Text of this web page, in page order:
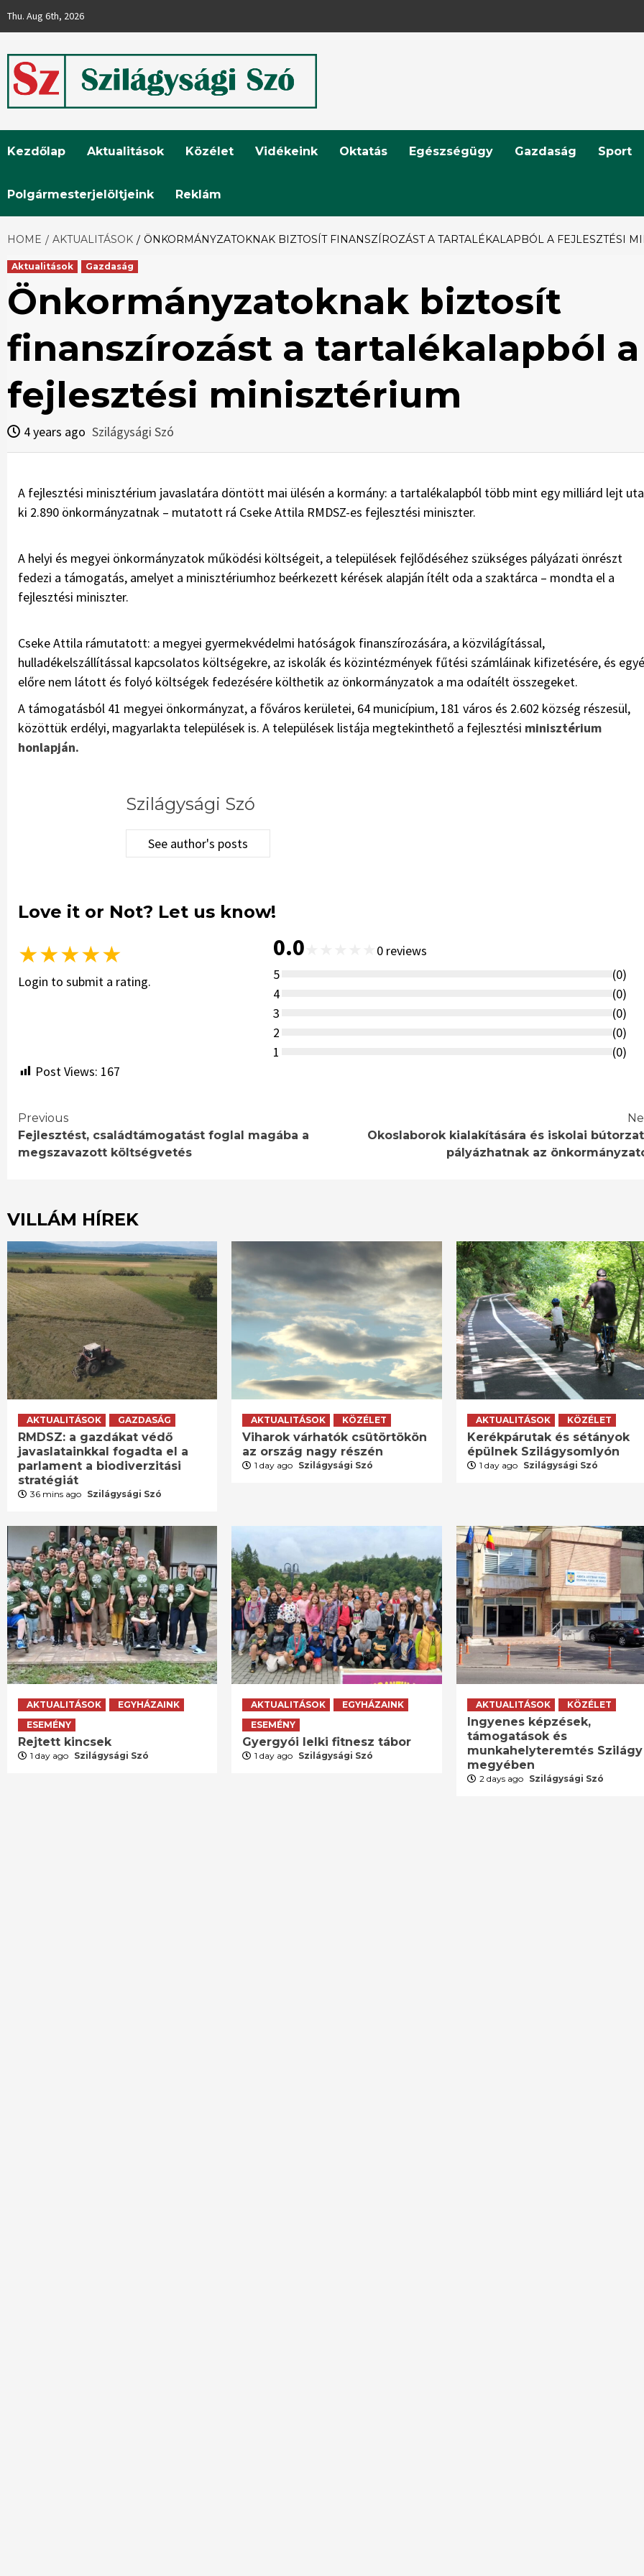
Thu. Aug 6th, 2026
Szilágysági
Szó
Kezdőlap Aktualitások Közélet Vidékeink Oktatás Egészségügy Gazdaság Sport
Polgármesterjelöltjeink Reklám
HOME AKTUALITÁSOK ÖNKORMÁNYZATOKNAK BIZTOSÍT FINANSZÍROZÁST A TARTALÉKALAPBÓL A FEJLESZTÉSI
Aktualitások Gazdaság
Önkormányzatoknak biztosít
finanszírozást a tartalékalapból a
fejlesztési minisztérium
4 years ago Szilágysági Szó
A fejlesztési minisztérium javaslatára döntött mai ülésén a kormány: a tartalékalapból több mint egy milliárd lejt
ki 2.890 önkormányzatnak – mutatott rá Cseke Attila RMDSZ-es fejlesztési miniszter.
A helyi és megyei önkormányzatok működési költségeit, a települések fejlődéséhez szükséges pályázati önrészt
fedezi a támogatás, amelyet a minisztériumhoz beérkezett kérések alapján ítélt oda a szaktárca – mondta el a
fejlesztési miniszter.
Cseke Attila rámutatott: a megyei gyermekvédelmi hatóságok finanszírozására, a közvilágítással,
hulladékelszállítással kapcsolatos költségekre, az iskolák és közintézmények fűtési számláinak kifizetésére, és
előre nem látott és folyó költségek fedezésére költhetik az önkormányzatok a ma odaítélt összegeket.
A támogatásból 41 megyei önkormányzat, a főváros kerületei, 64 municípium, 181 város és 2.602 község részesül,
közöttük erdélyi, magyarlakta települések is. A települések listája megtekinthető a fejlesztési minisztérium
honlapján.
Szilágysági Szó
See author's posts
Love it or Not? Let us know!
★★★★★
Login to submit a rating.
0.0 0 reviews
5
(0)
4
(0)
3
(0)
2
(0)
1
(0)
Post Views: 167
Continue
Reading
Previous
Fejlesztést, családtámogatást foglal magába a
megszavazott költségvetés
Okoslaborok kialakítására és iskolai
pályázhatnak az
VILLÁM HÍREK
AKTUALITÁSOK GAZDASÁG
RMDSZ: a gazdákat védő
javaslatainkkal fogadta el a
parlament a biodiverzitási
stratégiát
36 mins ago Szilágysági Szó
AKTUALITÁSOK KÖZÉLET
Viharok várhatók csütörtökön
az ország nagy részén
1 day ago Szilágysági Szó
AKTUALITÁSOK KÖZÉLET
Kerékpárutak és sétányok
épülnek Szilágysomlyón
1 day ago Szilágysági Szó
AKTUALITÁSOK
EGYHÁZAINK
ESEMÉNY
Rejtett kincsek
1 day ago Szilágysági Szó
AKTUALITÁSOK
EGYHÁZAINK
ESEMÉNY
Gyergyói lelki fitnesz tábor
1 day ago Szilágysági Szó
AKTUALITÁSOK KÖZÉLET
Ingyenes képzések,
támogatások és
munkahelyteremtés Szilágy
megyében
2 days ago Szilágysági Szó